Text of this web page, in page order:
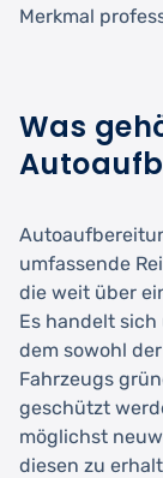
Merkmal
Was
umfassende
die weit über
Es handelt
dem sowohl
Fahrzeugs
geschützt
möglichst
diesen zu